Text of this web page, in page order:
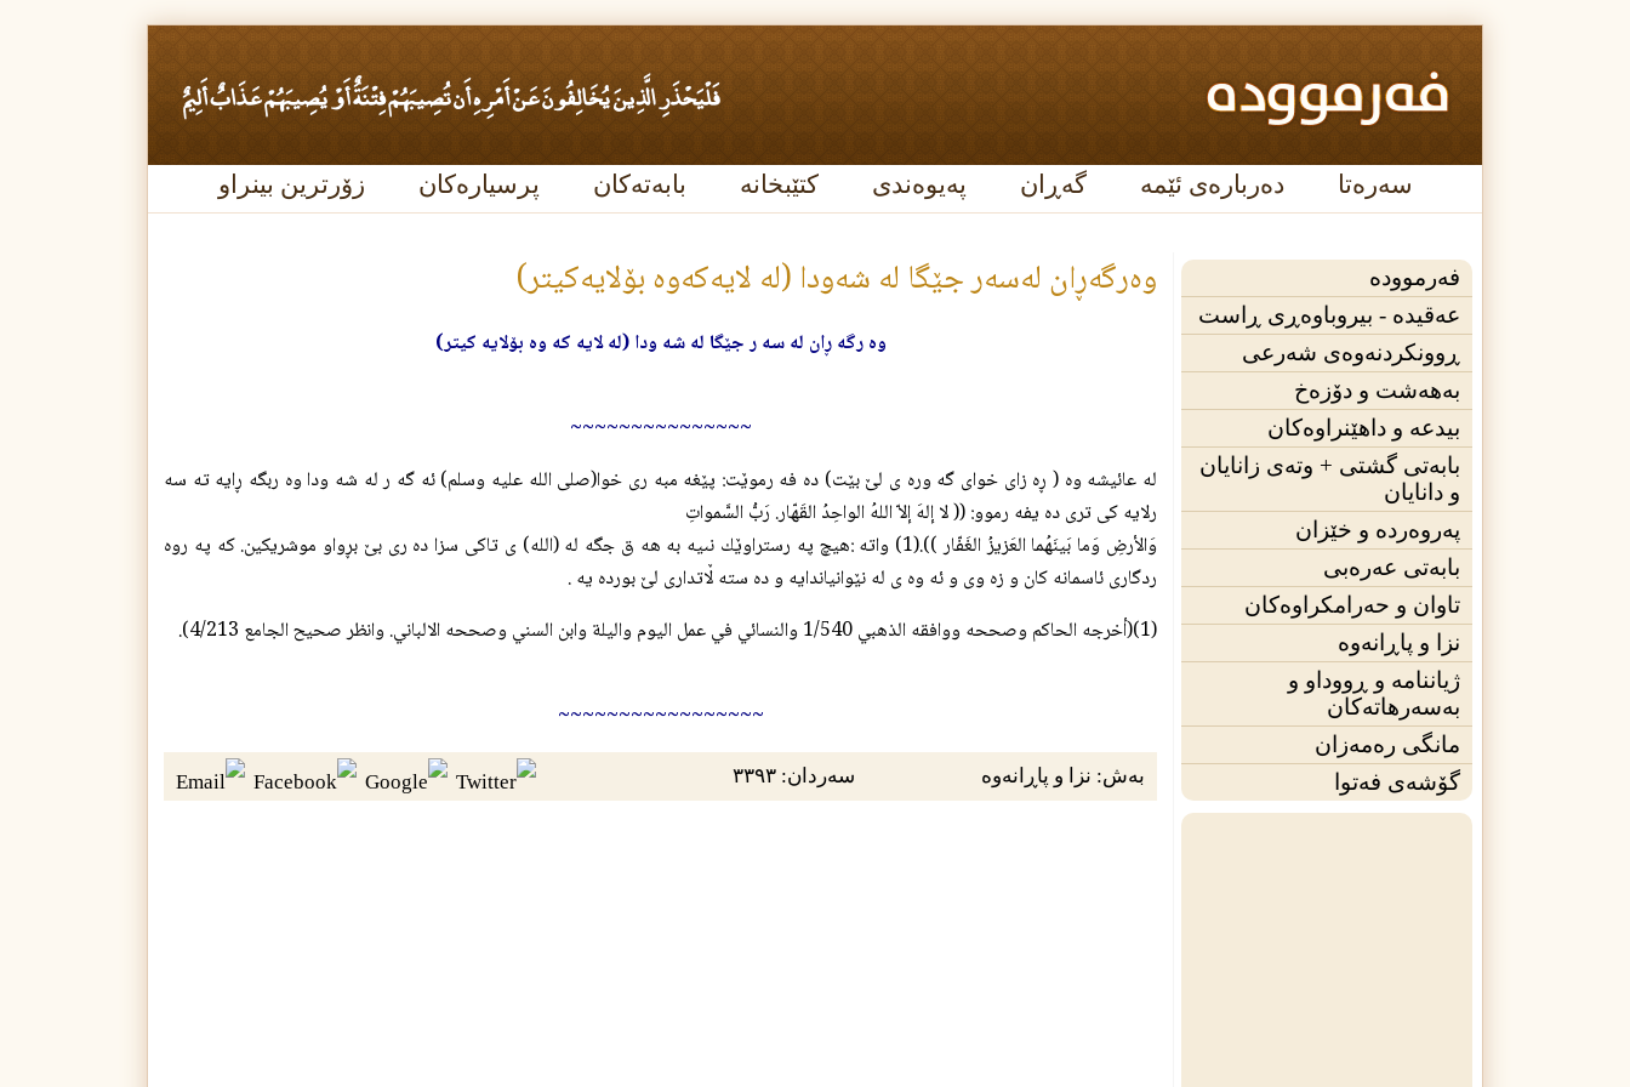
سەرەتا دەربارەی ئێمە گەڕان پەیوەندی کتێبخانە بابەتەکان پرسیارەکان زۆرترین بینراو
فەرموودە
عه‌قیده‌ - بیروباوەڕی ڕاست
ڕوونکردنەوەی شەرعی
بەهەشت و دۆزەخ
بیدعە و داهێنراوەکان
بابەتی گشتی + وته‌ی زانایان
و دانایان
پەروەردە و خێزان
بابەتی عەرەبی
تاوان و حەرامکراوەکان
نزا و پاڕانەوە
ژیاننامه‌ و ڕووداو و
بەسەرهاتەکان
مانگی ره‌مه‌زان
گۆشەی فه‌توا
وه‌رگه‌ڕان له‌سه‌ر جێگا له‌ شه‌ودا (له‌ لایه‌که‌وه‌ بۆلایه‌کیتر)
وه رگه ڕان له سه ر جێگا له شه ودا (له لایه که وه بۆلایه کیتر)
~~~~~~~~~~~~~~~
له عائيشه وه ( ڕه زاى خواى گه وره ى لێ بێت) ده فه رموێت: پێغه مبه رى خوا(صلی الله علیه وسلم) ئه گه ر له شه ودا وه ربگه ڕايه ته سه
رلايه كى ترى ده يفه رموو: (( لا إلهَ إلاّ اللهُ الواحِدُ القَهّار. رَبُّ السَّمواتِ
وَالأرضِ وَما بَينَهُما العَزيزُ الغَفّار )).(1) واته :هيچ په رستراوێك نىيه به هه ق جگه له (الله) ى تاكى سزا ده رى بێ بڕواو موشريكين. كه په روه
ردگارى ئاسمانه كان و زه وى و ئه وه ى له نێوانياندايه و ده سته ڵاتدارى لێ بورده يه .
(1)(أخرجه الحاكم وصححه ووافقه الذهبي 1/540 والنسائي في عمل اليوم واليلة وابن السني وصححه الالباني. وانظر صحيح الجامع 4/213).
~~~~~~~~~~~~~~~~~
بەش: نزا و پاڕانەوە سەردان: ٣٣٩٣